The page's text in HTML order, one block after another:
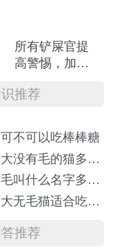
所有铲屎官提
高警惕，加拿
推荐
不可以吃棒棒糖
有毛的猫多少钱一只
叫什么名字多少钱
无毛猫适合吃什么
推荐